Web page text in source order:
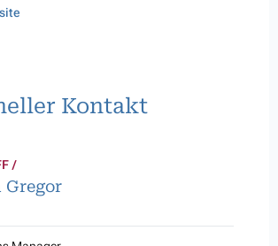
Kontakt
Gregor